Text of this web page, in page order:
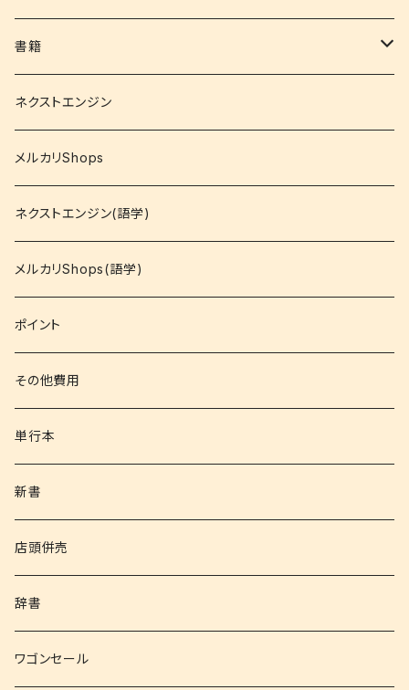
書籍
関西大学テキスト
就活
資格
コミック
文庫
その他書籍
書籍以外
ネクストエンジン
メルカリShops
ネクストエンジン(語学)
メルカリShops(語学)
ポイント
その他費用
単行本
新書
店頭併売
辞書
ワゴンセール